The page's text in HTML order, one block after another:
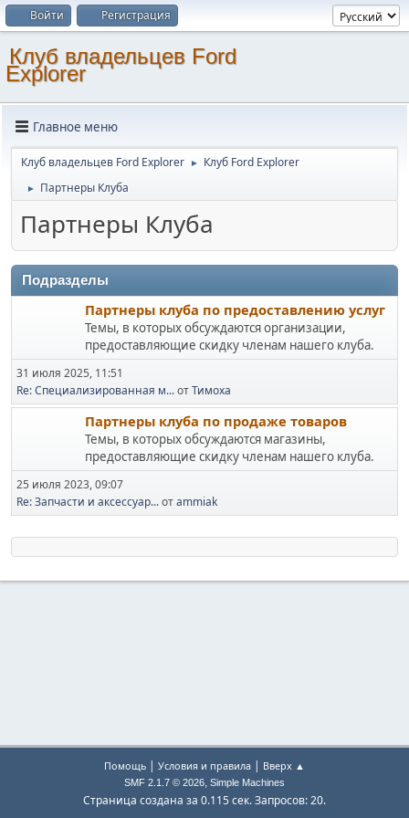
Войти Регистрация
Клуб владельцев Ford
Explorer
Главное меню
Клуб владельцев Ford Explorer ► Клуб Ford Explorer
► Партнеры Клуба
Партнеры Клуба
Подразделы
Партнеры клуба по предоставлению услуг
Темы, в которых обсуждаются организации,
предоставляющие скидку членам нашего клуба.
31 июля 2025, 11:51
Re: Специализированная м...отТимоха
Партнеры клуба по продаже товаров
Темы, в которых обсуждаются магазины,
предоставляющие скидку членам нашего клуба.
25 июля 2023, 09:07
Re: Запчасти и аксессуар...отammiak
Помощь | Условия и правила | Вверх ▲
SMF 2.1.7 © 2026, Simple Machines
Страница создана за 0.115 сек. Запросов: 20.